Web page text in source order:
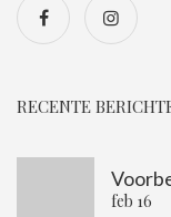
RECENTE
feb 16